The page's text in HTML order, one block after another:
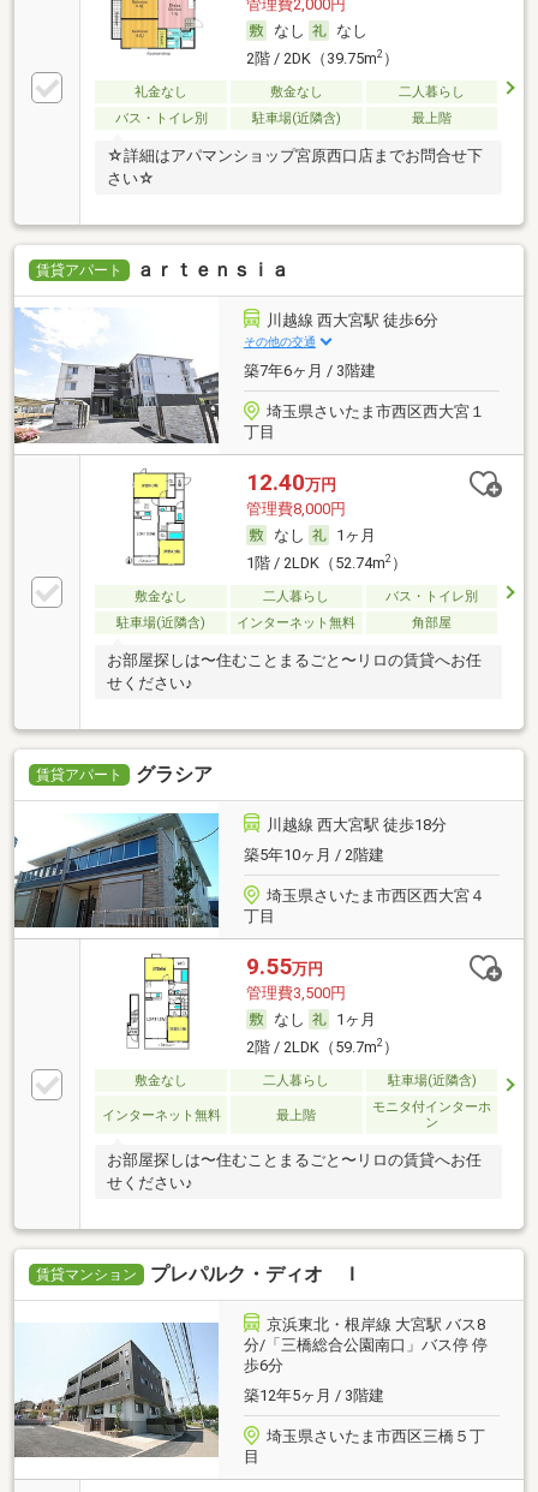
管理費2,000円
なし
なし
2階 / 2DK（39.75m2）
礼金なし 敷金なし
二人暮らし
バス・トイレ別
駐車場(近隣含) 最上階
☆詳細はアパマンショップ宮原西口店までお問合せ下
さい☆
賃貸アパート ａｒｔｅｎｓｉａ
川越線 西大宮駅 徒歩6分
その他の交通
築7年6ヶ月 / 3階建
埼玉県さいたま市西区西大宮１
丁目
12.40万円
管理費8,000円
なし
1ヶ月
1階 / 2LDK（52.74m2）
敷金なし 二人暮らし
バス・トイレ別
駐車場(近隣含)
インターネット無料 角部屋
お部屋探しは〜住むことまるごと〜リロの賃貸へお任
せください♪
賃貸アパート グラシア
川越線 西大宮駅 徒歩18分
築5年10ヶ月 / 2階建
埼玉県さいたま市西区西大宮４
丁目
9.55万円
管理費3,500円
なし
1ヶ月
2階 / 2LDK（59.7m2）
敷金なし 二人暮らし 駐車場(近隣含)
インターネット無料 最上階
モニタ付インターホ
ン
お部屋探しは〜住むことまるごと〜リロの賃貸へお任
せください♪
賃貸マンション プレパルク・ディオ Ｉ
京浜東北・根岸線 大宮駅 バス8
分/「三橋総合公園南口」バス停 停
歩6分
築12年5ヶ月 / 3階建
埼玉県さいたま市西区三橋５丁
目